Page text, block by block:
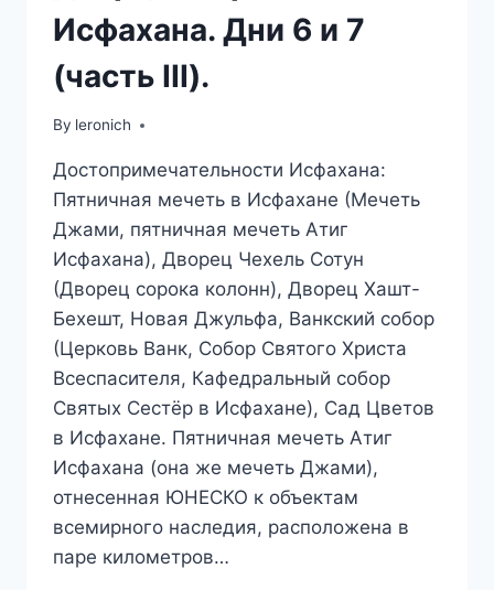
Исфахана. Дни 6 и 7
(часть III).
By leronich
Достопримечательности Исфахана:
Пятничная мечеть в Исфахане (Мечеть
Джами, пятничная мечеть Атиг
Исфахана), Дворец Чехель Сотун
(Дворец сорока колонн), Дворец Хашт-
Бехешт, Новая Джульфа, Ванкский собор
(Церковь Ванк, Собор Святого Христа
Всеспасителя, Кафедральный собор
Святых Сестёр в Исфахане), Сад Цветов
в Исфахане. Пятничная мечеть Атиг
Исфахана (она же мечеть Джами),
отнесенная ЮНЕСКО к объектам
всемирного наследия, расположена в
паре километров…